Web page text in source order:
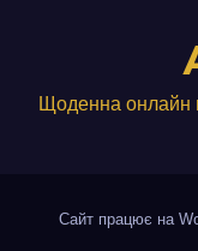
Щоденна онлайн
Сайт працює на